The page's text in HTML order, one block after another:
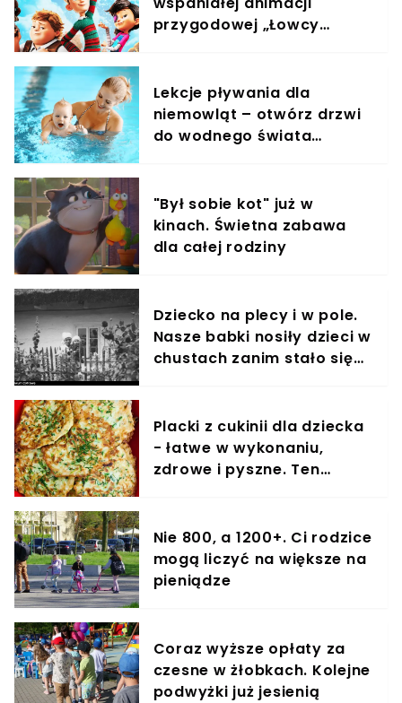
przygodowej „Łowcy
Lekcje pływania dla
niemowląt – otwórz drzwi
do wodnego świata
"Był sobie kot" już w
kinach. Świetna zabawa
dla całej rodziny
Dziecko na plecy i w pole.
Nasze babki nosiły dzieci w
chustach zanim stało się
Placki z cukinii dla dziecka
- łatwe w wykonaniu,
zdrowe i pyszne. Ten
Nie 800, a 1200+. Ci rodzice
mogą liczyć na większe na
pieniądze
Coraz wyższe opłaty za
czesne w żłobkach. Kolejne
podwyżki już jesienią